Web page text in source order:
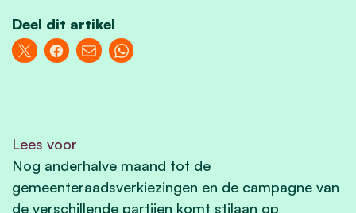
Deel dit artikel
Lees voor
Nog anderhalve maand tot de
gemeenteraadsverkiezingen en de campagne van
de verschillende partijen komt stilaan op